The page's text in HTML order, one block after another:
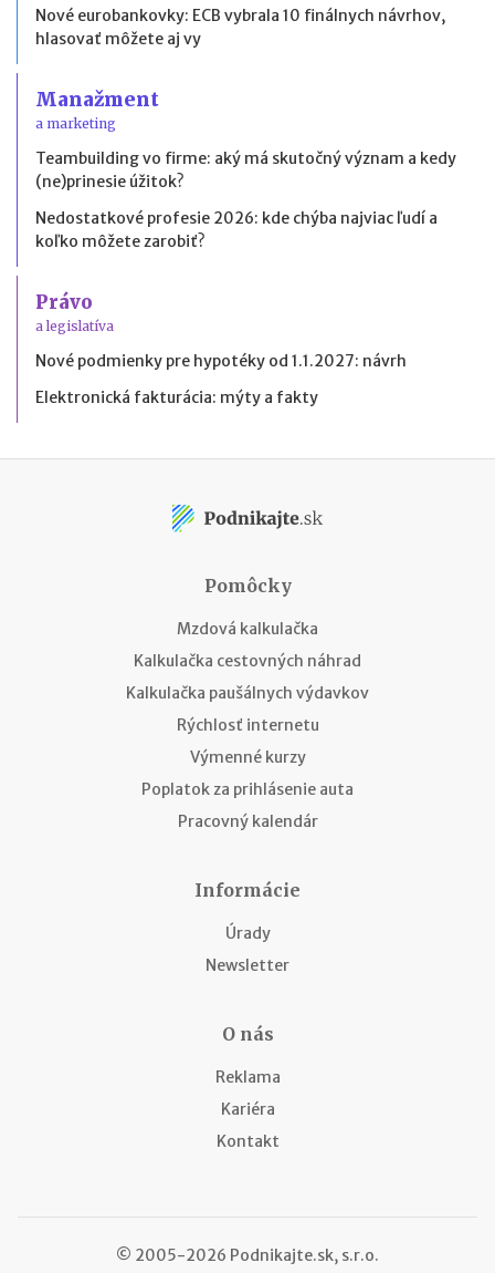
Nové eurobankovky: ECB vybrala 10 finálnych návrhov,
hlasovať môžete aj vy
Manažment
a marketing
Teambuilding vo firme: aký má skutočný význam a kedy
(ne)prinesie úžitok?
Nedostatkové profesie 2026: kde chýba najviac ľudí a
koľko môžete zarobiť?
Právo
a legislatíva
Nové podmienky pre hypotéky od 1.1.2027: návrh
Elektronická fakturácia: mýty a fakty
Pomôcky
Mzdová kalkulačka
Kalkulačka cestovných náhrad
Kalkulačka paušálnych výdavkov
Rýchlosť internetu
Výmenné kurzy
Poplatok za prihlásenie auta
Pracovný kalendár
Informácie
Úrady
Newsletter
O nás
Reklama
Kariéra
Kontakt
© 2005-2026 Podnikajte.sk, s.r.o.